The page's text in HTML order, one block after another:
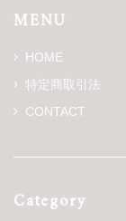
MENU
HOME
特定商取引法
CONTACT
Category